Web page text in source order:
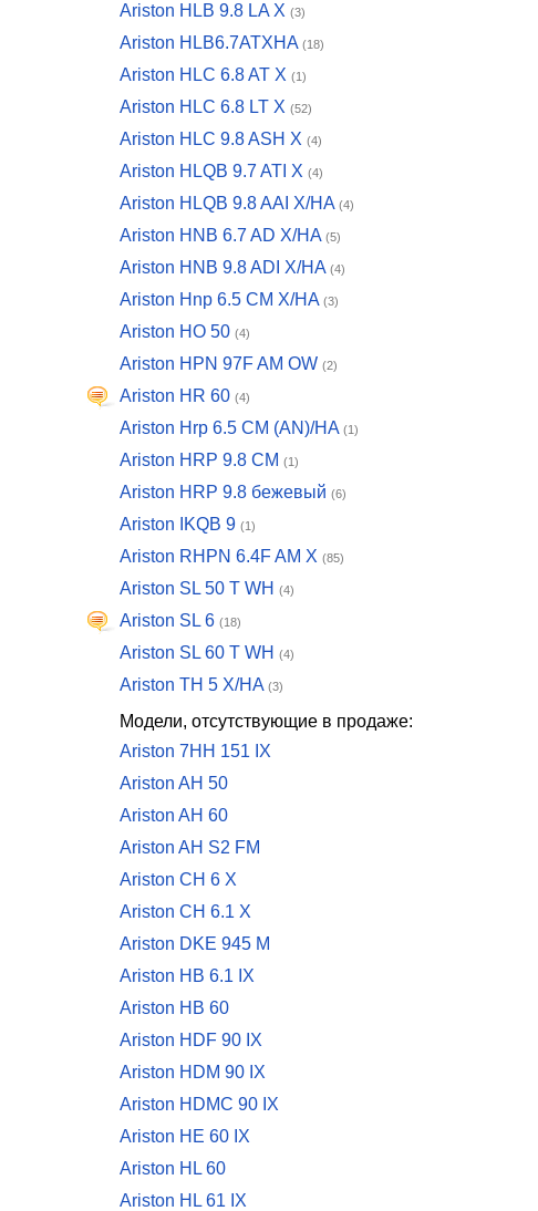
Ariston HLB 9.8 LA X (3)
Ariston HLB6.7ATXHA (18)
Ariston HLC 6.8 AT X (1)
Ariston HLC 6.8 LT X (52)
Ariston HLC 9.8 ASH X (4)
Ariston HLQB 9.7 ATI X (4)
Ariston HLQB 9.8 AAI X/HA (4)
Ariston HNB 6.7 AD X/HA (5)
Ariston HNB 9.8 ADI X/HA (4)
Ariston Hnp 6.5 CM X/HA (3)
Ariston HO 50 (4)
Ariston HPN 97F AM OW (2)
Ariston HR 60 (4)
Ariston Hrp 6.5 CM (AN)/HA (1)
Ariston HRP 9.8 CM (1)
Ariston HRP 9.8 бежевый (6)
Ariston IKQB 9 (1)
Ariston RHPN 6.4F AM X (85)
Ariston SL 50 T WH (4)
Ariston SL 6 (18)
Ariston SL 60 T WH (4)
Ariston TH 5 X/HA (3)
Модели, отсутствующие в продаже:
Ariston 7HH 151 IX
Ariston AH 50
Ariston AH 60
Ariston AH S2 FM
Ariston CH 6 X
Ariston CH 6.1 X
Ariston DKE 945 M
Ariston HB 6.1 IX
Ariston HB 60
Ariston HDF 90 IX
Ariston HDM 90 IX
Ariston HDMC 90 IX
Ariston HE 60 IX
Ariston HL 60
Ariston HL 61 IX